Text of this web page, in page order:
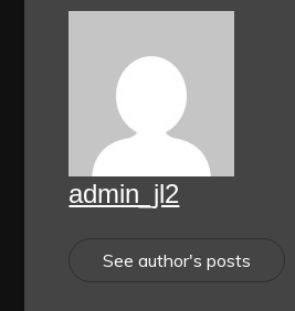
admin_jl2
See author's posts